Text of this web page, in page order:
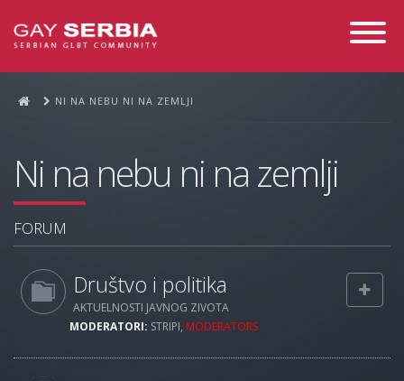
Toggle
NI NA NEBU NI NA ZEMLJI
Ni na nebu ni na zemlji
FORUM
Društvo i politika
AKTUELNOSTI JAVNOG ZIVOTA
MODERATORI: STRIPI, MODERATORS